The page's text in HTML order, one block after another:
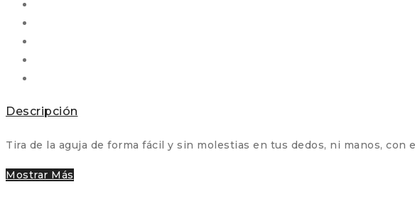
Descripción
Tira de la aguja de forma fácil y sin molestias en tus dedos, ni manos,
Mostrar Más